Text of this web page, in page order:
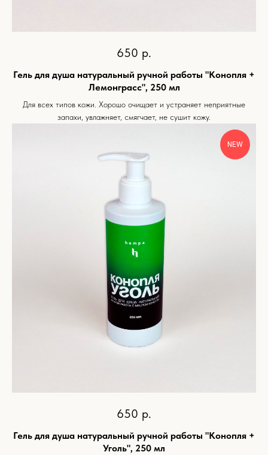
650 р.
Гель для душа натуральный ручной работы "Конопля +
Лемонграсс", 250 мл
Для всех типов кожи. Хорошо очищает и устраняет неприятные
запахи, увлажняет, смягчает, не сушит кожу.
NEW
650 р.
Гель для душа натуральный ручной работы "Конопля +
Уголь", 250 мл